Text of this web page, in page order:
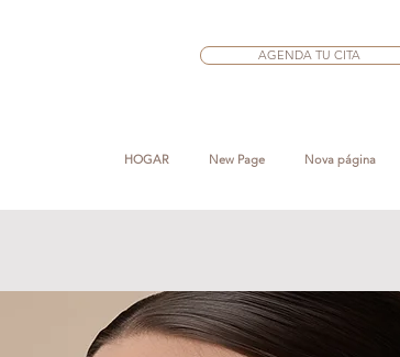
HOGAR New Page Nova página
AGENDA TU CITA